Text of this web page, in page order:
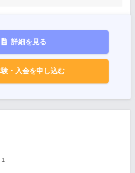
詳細を見る
・入会を申し込む